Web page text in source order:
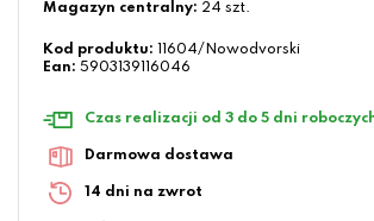
Magazyn centralny: 24 szt.
Kod produktu:
11604/Nowodvorski
Ean: 5903139116046
Czas realizacji od 3 do 5 dni
Darmowa dostawa
14 dni na zwrot